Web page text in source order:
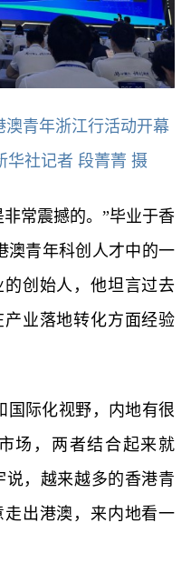
澳青年浙江行活动开幕
华社记者 段菁菁 摄
常震撼的。”毕业于香
澳青年科创人才中的一
创始人，他坦言过去
业落地转化方面经验
际化视野，内地有很
场，两者结合起来就
说，越来越多的香港青
出港澳，来内地看一